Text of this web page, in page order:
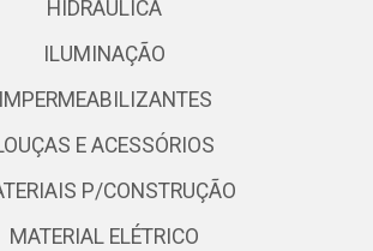
HIDRÁULICA
ILUMINAÇÃO
IMPERMEABILIZANTES
E ACESSÓRIOS
P/CONSTRUÇÃO
MATERIAL ELÉTRICO